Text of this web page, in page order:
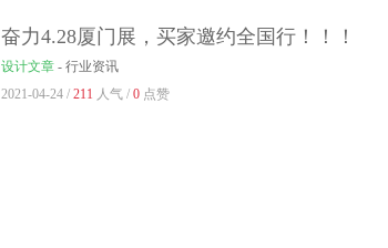
奋力4.28厦门展，买家邀约全国行！！！
设计文章 - 行业资讯
2021-04-24 / 211 人气 / 0 点赞